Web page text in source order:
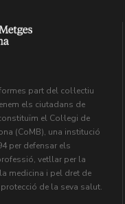
part del col·lectiu
els ciutadans de
el Col·legi de
(CoMB), una institució
per defensar els
vetllar per la
medicina i pel dret de
de la seva salut.